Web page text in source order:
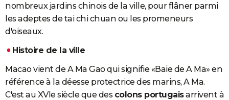
nombreux jardins chinois de la ville, pour flâner parmi
les adeptes de tai chi chuan ou les promeneurs
d'oiseaux.
Histoire de la ville
Macao vient de A Ma Gao qui signifie «Baie de A Ma» en
référence à la déesse protectrice des marins, A Ma.
C'est au XVIe siècle que des colons portugaisarrivent à